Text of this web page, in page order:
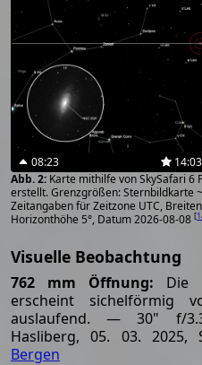
08:23
Karte mithilfe von SkySafari 6
erstellt. Grenzgrößen: Sternbildkarte
Zeitangaben für Zeitzone UTC,
Horizonthöhe 5°, Datum 2026-08-08 [
Visuelle Beobachtung
762 mm Öffnung: Die
erscheint sichelförmig
auslaufend. — 30" f/
Hasliberg, 05. 03. 2025,
Bergen